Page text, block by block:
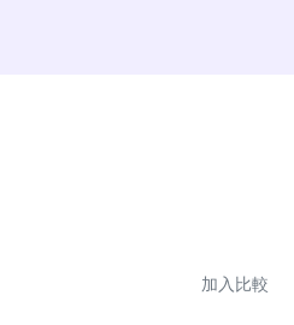
加入比較